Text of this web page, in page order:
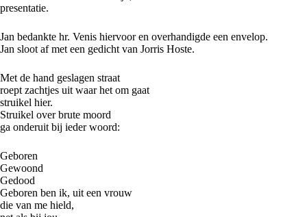
presentatie.
Jan bedankte hr. Venis hiervoor en overhandigde een envelop.
Jan sloot af met een gedicht van Jorris Hoste.
Met de hand geslagen straat
roept zachtjes uit waar het om gaat
struikel hier.
Struikel over brute moord
ga onderuit bij ieder woord:
Geboren
Gewoond
Gedood
Geboren ben ik, uit een vrouw
die van me hield,